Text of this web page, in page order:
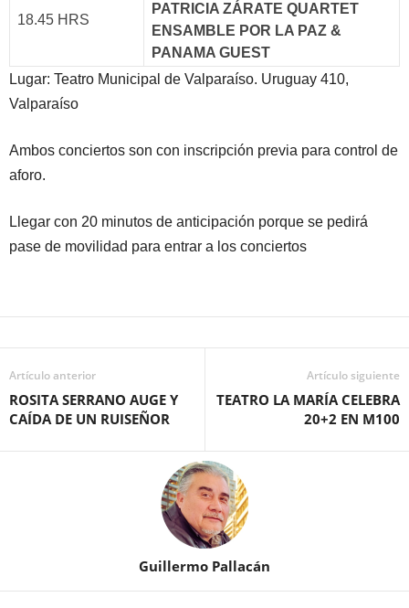
18.45 HRS
PATRICIA ZÁRATE QUARTET
ENSAMBLE POR LA PAZ &
PANAMA GUEST
Lugar: Teatro Municipal de Valparaíso. Uruguay 410,
Valparaíso
Ambos conciertos son con inscripción previa para control de
aforo.
Llegar con 20 minutos de anticipación porque se pedirá
pase de movilidad para entrar a los conciertos
Artículo anterior
ROSITA SERRANO AUGE Y
CAÍDA DE UN RUISEÑOR
Artículo siguiente
TEATRO LA MARÍA CELEBRA
20+2 EN M100
Guillermo Pallacán